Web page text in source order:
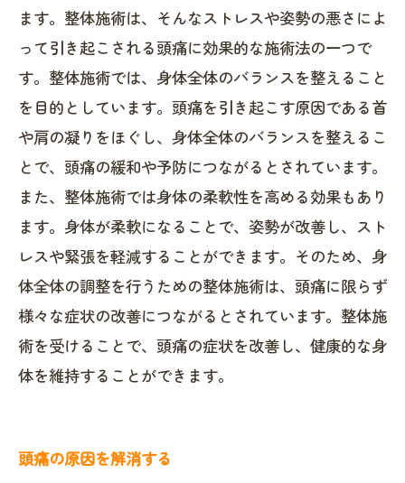
ます。整体施術は、そんなストレスや姿勢の悪さによ
って引き起こされる頭痛に効果的な施術法の一つで
す。整体施術では、身体全体のバランスを整えること
を目的としています。頭痛を引き起こす原因である首
や肩の凝りをほぐし、身体全体のバランスを整えるこ
とで、頭痛の緩和や予防につながるとされています。
また、整体施術では身体の柔軟性を高める効果もあり
ます。身体が柔軟になることで、姿勢が改善し、スト
レスや緊張を軽減することができます。そのため、身
体全体の調整を行うための整体施術は、頭痛に限らず
様々な症状の改善につながるとされています。整体施
術を受けることで、頭痛の症状を改善し、健康的な身
体を維持することができます。
頭痛の原因を解消する